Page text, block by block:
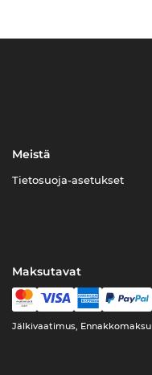
Meistä
Tietosuoja-asetukset
Maksutavat
Jälkivaatimus, Ennakkomaksu